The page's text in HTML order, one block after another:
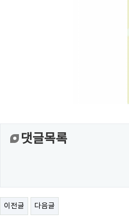
댓글목록
이전글 다음글